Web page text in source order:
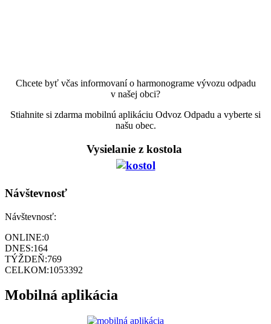
Chcete byť včas informovaní o harmonograme vývozu odpadu
v našej obci?
Stiahnite si zdarma mobilnú aplikáciu Odvoz Odpadu a vyberte si
našu obec.
Vysielanie z kostola
Návštevnosť
Návštevnosť:
ONLINE:0
DNES:164
TÝŽDEŇ:769
CELKOM:1053392
Mobilná aplikácia